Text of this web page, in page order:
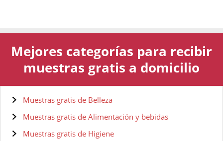
Mejores categorías para recibir
muestras gratis a domicilio
Muestras gratis de Belleza
Muestras gratis de Alimentación y bebidas
Muestras gratis de Higiene